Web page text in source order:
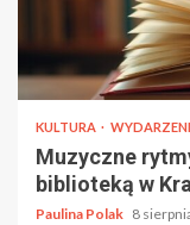
KULTURA
Muzyczne
biblioteką w
Paulina Polak 8